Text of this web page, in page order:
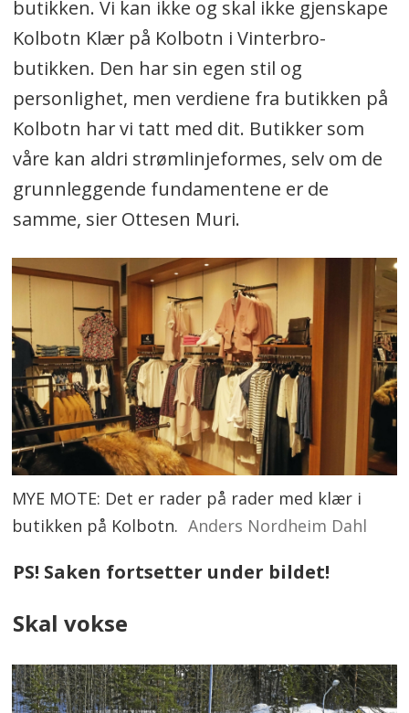
butikken. Vi kan ikke og skal ikke gjenskape
Kolbotn Klær på Kolbotn i Vinterbro-
butikken. Den har sin egen stil og
personlighet, men verdiene fra butikken på
Kolbotn har vi tatt med dit. Butikker som
våre kan aldri strømlinjeformes, selv om de
grunnleggende fundamentene er de
samme, sier Ottesen Muri.
MYE MOTE: Det er rader på rader med klær i
butikken på Kolbotn. Anders Nordheim Dahl
PS! Saken fortsetter under bildet!
Skal vokse